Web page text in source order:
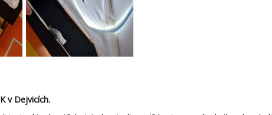
v Dejvicích.